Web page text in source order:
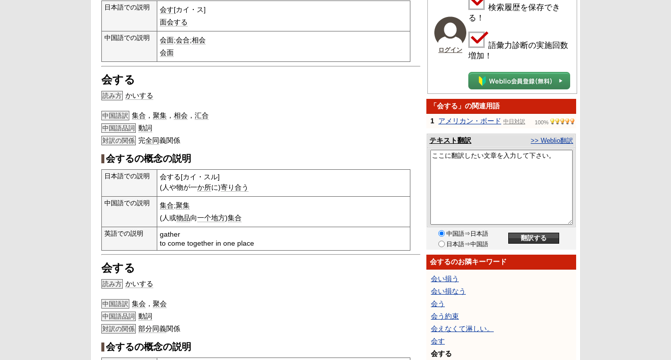
日本語での説明 会す[カイ・ス]
面会する
中国語での説明 会面;会合;相会
会面
会する
読み方 かいする
中国語訳 集合 ， 聚集 ， 相会 ， 汇合
中国語品詞 動詞
対訳の関係 完全同義関係
会するの概念の説明
日本語での説明
会する[カイ・スル]
(人や物が一か所に)寄り合う
中国語での説明 集合;聚集
(人或物品向一个地方)集合
英語での説明
gather
to come together in one place
会する
読み方 かいする
中国語訳 集会 ， 聚会
中国語品詞 動詞
対訳の関係 部分同義関係
会するの概念の説明
ログイン
検索履歴を保存でき
る！
語彙力診断の実施回数
増加！
「会する」の関連用語
1 アメリカン・ボード 中日対訳 100%
テキスト翻訳 >> Weblio翻訳
中国語⇒日本語
日本語⇒中国語
会するのお隣キーワード
会い損う
会い損なう
会う
会う約束
会えなくて淋しい。
会す
会する